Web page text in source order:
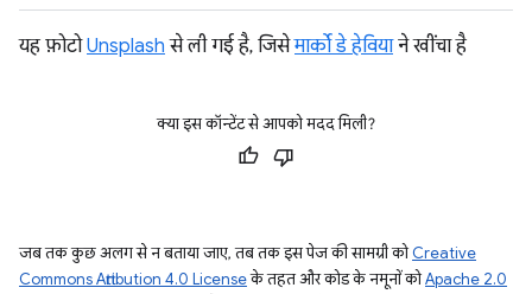
यह फ़ोटोUnsplash से ली गई है, जिसेमार्को डे हेवियाने खींचा है
क्या इस कॉन्टेंट से आपको मदद मिली?
जब तक कुछ अलग से न बताया जाए, तब तक इस पेज की सामग्री कोCreative
Commons Attribution 4.0 Licenseके तहत और कोड के नमूनों कोApache 2.0